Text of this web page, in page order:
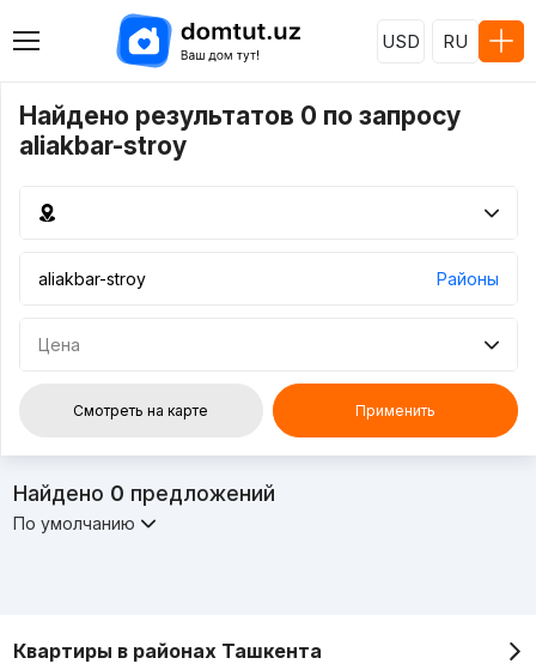
USD RU
Найдено результатов 0 по запросу
aliakbar-stroy
Районы
Цена
Смотреть на карте Применить
Найдено 0 предложений
По умолчанию
Квартиры в районах Ташкента